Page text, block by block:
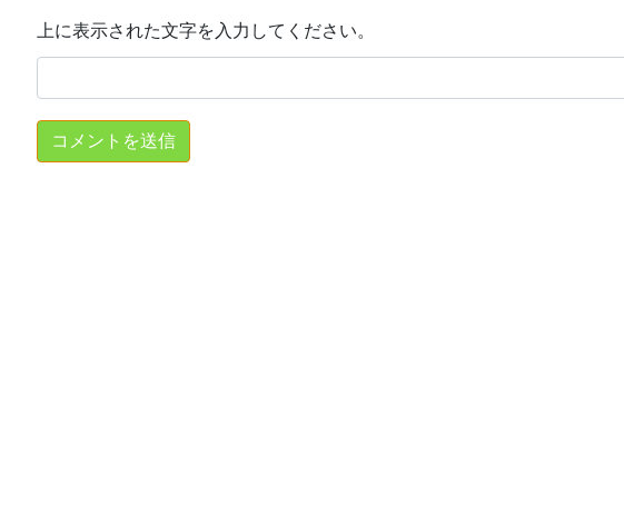
上に表示された文字を入力してください。